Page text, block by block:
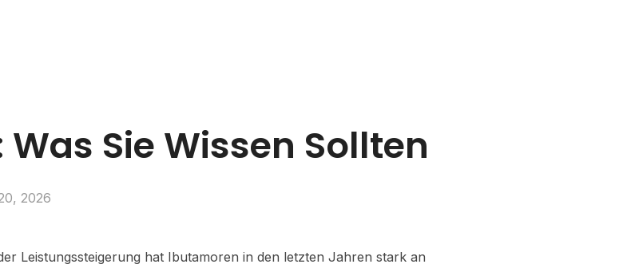
Sie Wissen Sollten
2026
Leistungssteigerung hat Ibutamoren in den letzten Jahren stark an